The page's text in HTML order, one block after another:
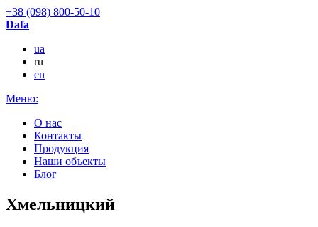
+38 (098) 800-50-10
Dafa
ua
ru
en
Меню:
О нас
Контакты
Продукция
Наши объекты
Блог
Хмельницкий